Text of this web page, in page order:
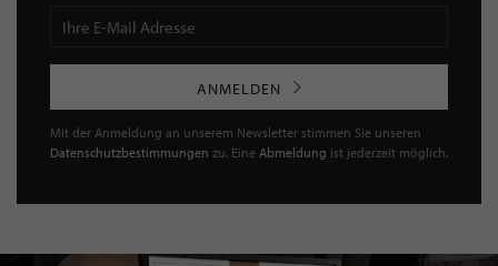
ANMELDEN
Mit der Anmeldung an unserem Newsletter stimmen Sie unseren
Datenschutzbestimmungen zu. Eine Abmeldung ist jederzeit möglich.